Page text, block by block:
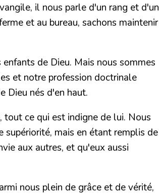
il nous parle d'un rang et d'un
et au bureau, sachons maintenir
de Dieu. Mais nous sommes
et notre profession doctrinale
Dieu nés d'en haut.
tout ce qui est indigne de lui. Nous
mais en étant remplis de
aux autres, et qu'eux aussi
nous plein de grâce et de vérité,